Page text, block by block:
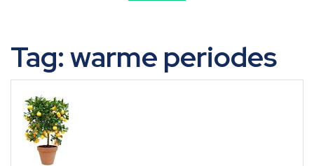
Tag:warme periodes